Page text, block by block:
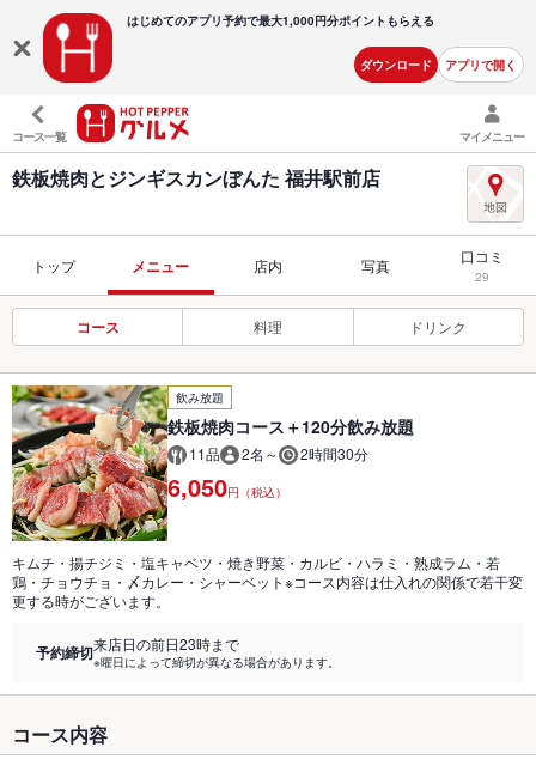
はじめてのアプリ予約で最大1,000円分ポイントもらえる
ダウンロード アプリで開く
コース一覧 マイメニュー
鉄板焼肉とジンギスカンぼんた 福井駅前店
トップ メニュー 店内 写真 口コミ
29
コース 料理 ドリンク
飲み放題
鉄板焼肉コース＋120分飲み放題
11品 2名～ 2時間30分
6,050円（税込）
キムチ・揚チジミ・塩キャベツ・焼き野菜・カルビ・ハラミ・熟成ラム・若
鶏・チョウチョ・〆カレー・シャーベット※コース内容は仕入れの関係で若干変
更する時がございます。
予約締切来店日の前日23時まで
※曜日によって締切が異なる場合があります。
コース内容